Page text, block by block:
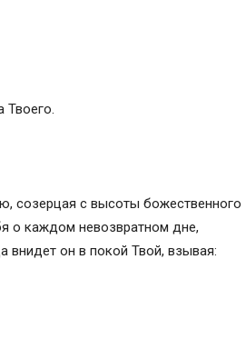
Твоего.
созерцая с высоты божественного
о каждом невозвратном дне,
он в покой Твой, взывая: